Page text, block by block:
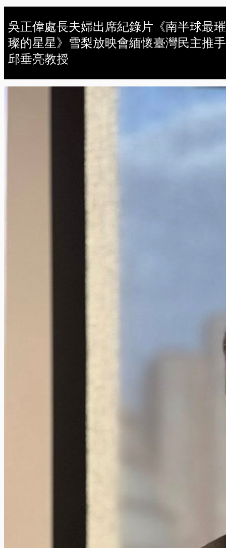
吳正偉處長夫婦出席紀錄片《南半球最璀
璨的星星》雪梨放映會緬懷臺灣民主推手
邱垂亮教授